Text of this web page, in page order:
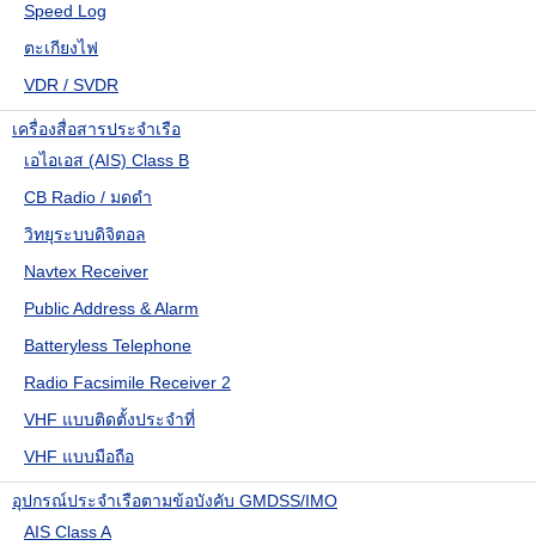
Speed Log
ตะเกียงไฟ
VDR / SVDR
เครื่องสื่อสารประจำเรือ
เอไอเอส (AIS) Class B
CB Radio / มดดำ
วิทยุระบบดิจิตอล
Navtex Receiver
Public Address & Alarm
Batteryless Telephone
Radio Facsimile Receiver 2
VHF แบบติดตั้งประจำที่
VHF แบบมือถือ
อุปกรณ์ประจำเรือตามข้อบังคับ GMDSS/IMO
AIS Class A